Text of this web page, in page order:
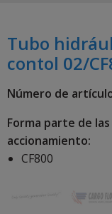
Tubo
contol 02/
Número de
Forma parte de
accionamiento:
CF800